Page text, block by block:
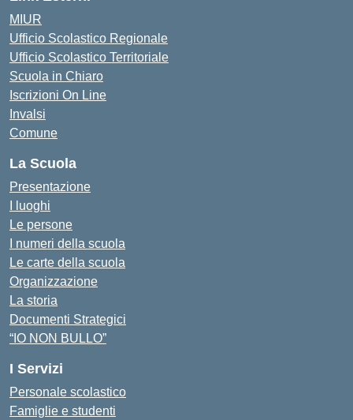
MIUR
Ufficio Scolastico Regionale
Ufficio Scolastico Territoriale
Scuola in Chiaro
Iscrizioni On Line
Invalsi
Comune
La Scuola
Presentazione
I luoghi
Le persone
I numeri della scuola
Le carte della scuola
Organizzazione
La storia
Documenti Strategici
“IO NON BULLO”
I Servizi
Personale scolastico
Famiglie e studenti